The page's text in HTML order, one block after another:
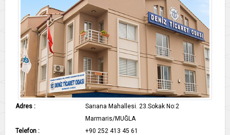
Adres :
Sarıana Mahallesi. 23.Sokak No:2
Marmaris/MUĞLA
Telefon :
+90 252 413 45 61